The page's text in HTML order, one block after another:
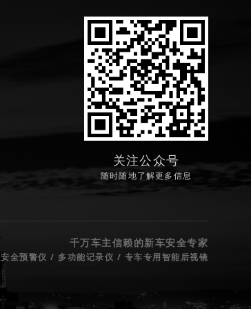
关注公众号
随时随地了解更多信息
千万车主信赖的新车安全专家
安全预警仪 / 多功能记录仪 / 专车专用智能后视镜